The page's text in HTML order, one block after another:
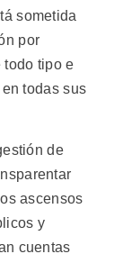
sometida
por
todo tipo e
todas sus
de
ascensos
y
cuentas